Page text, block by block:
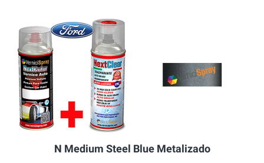
N Medium Steel Blue Metalizado